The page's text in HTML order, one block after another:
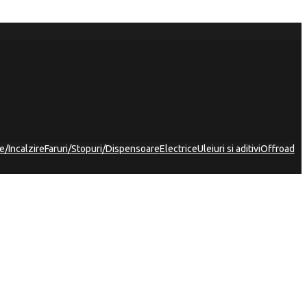
IncalzireFaruri/Stopuri/DispensoareElectriceUleiuri si aditiviOffroad